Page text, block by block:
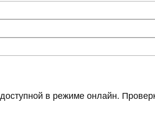
в режиме онлайн.